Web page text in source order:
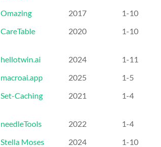
Omazing 2017 1-10
CareTable 2020 1-10
hellotwin.ai 2024 1-11
macroai.app 2025 1-5
Set-Caching 2021 1-4
needleTools 2022 1-4
Stella Moses 2024 1-10